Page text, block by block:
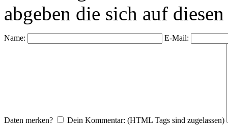
abgeben die sich auf
Name: E-Mail:
Daten merken? Dein Kommentar: (HTML Tags sind zugelassen)